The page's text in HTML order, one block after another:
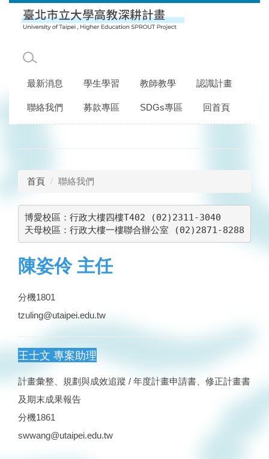
最新消息 學生學習 教師教學 認識計畫
聯絡我們 募款專區 SDGs專區 回首頁
首頁 聯絡我們
博愛校區：行政大樓四樓T402 (02)2311-3040
天母校區：行政大樓一樓聯合辦公室 (02)2871-8288
陳姿伶 主任
分機1801
tzuling@utaipei.edu.tw
王士文 專案助理
計畫彙整、規劃與成效追蹤 / 年度計畫申請書、修正計畫書
及期末成果報告
分機1861
swwang@utaipei.edu.tw